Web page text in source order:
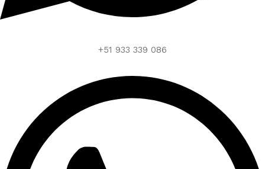
+51 933 339 086